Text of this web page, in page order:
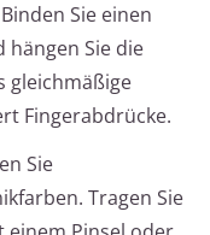
Binden Sie einen
hängen Sie die
gleichmäßige
Fingerabdrücke.
Sie
Tragen Sie